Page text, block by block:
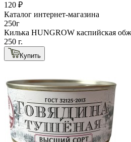
120 ₽
Каталог интернет-магазина
250г
Килька HUNGROW каспийская
250 г.
Купить